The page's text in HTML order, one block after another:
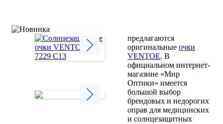
предлагаются
оригинальныеочки
VENTOE. В
официальном интернет-
магазине «Мир
Оптики» имеется
большой выбор
брендовых и недорогих
оправ для медицинских
и солнцезащитных